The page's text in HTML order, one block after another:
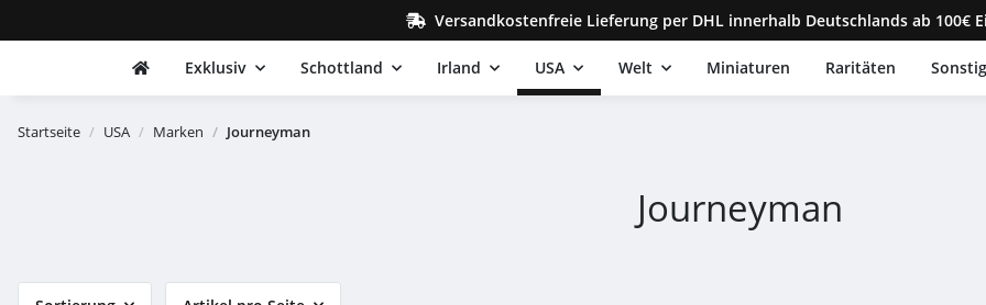
Versandkostenfreie Lieferung per DHL innerhalb Deutschlands ab 100€
Exklusiv Schottland Irland USA Welt Miniaturen Raritäten
Startseite USA Marken Journeyman
Journeyman